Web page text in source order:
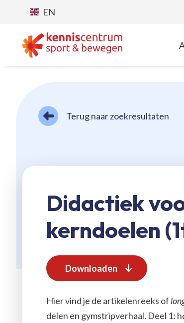
EN
Terug naar zoekresultaten
Didactiek
kerndoelen
Downloaden
Hier vind je de artikelenreeks of
delen en gymstripverhaal. Deel 1: